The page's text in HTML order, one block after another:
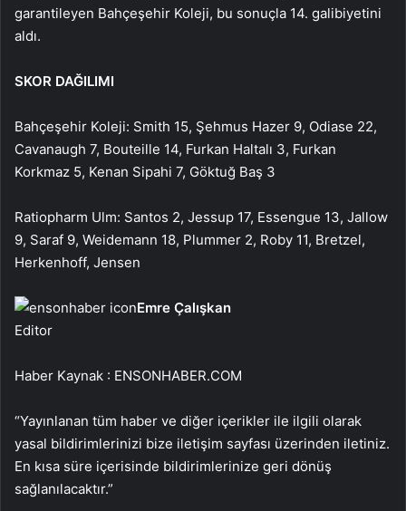
garantileyen Bahçeşehir Koleji, bu sonuçla 14. galibiyetini
aldı.
SKOR DAĞILIMI
Bahçeşehir Koleji: Smith 15, Şehmus Hazer 9, Odiase 22,
Cavanaugh 7, Bouteille 14, Furkan Haltalı 3, Furkan
Korkmaz 5, Kenan Sipahi 7, Göktuğ Baş 3
Ratiopharm Ulm: Santos 2, Jessup 17, Essengue 13, Jallow
9, Saraf 9, Weidemann 18, Plummer 2, Roby 11, Bretzel,
Herkenhoff, Jensen
Emre Çalışkan
Editor
Haber Kaynak : ENSONHABER.COM
“Yayınlanan tüm haber ve diğer içerikler ile ilgili olarak
yasal bildirimlerinizi bize iletişim sayfası üzerinden iletiniz.
En kısa süre içerisinde bildirimlerinize geri dönüş
sağlanılacaktır.”